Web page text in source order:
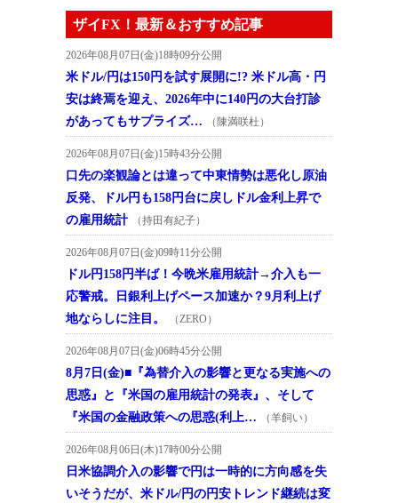
ザイFX！最新＆おすすめ記事
2026年08月07日(金)18時09分公開
米ドル/円は150円を試す展開に!? 米ドル高・円
安は終焉を迎え、2026年中に140円の大台打診
があってもサプライズ…
（陳満咲杜）
2026年08月07日(金)15時43分公開
口先の楽観論とは違って中東情勢は悪化し原油
反発、ドル円も158円台に戻しドル金利上昇で
の雇用統計
（持田有紀子）
2026年08月07日(金)09時11分公開
ドル円158円半ば！今晩米雇用統計→介入も一
応警戒。日銀利上げペース加速か？9月利上げ
地ならしに注目。
（ZERO）
2026年08月07日(金)06時45分公開
8月7日(金)■『為替介入の影響と更なる実施への
思惑』と『米国の雇用統計の発表』、そして
『米国の金融政策への思惑(利上…
（羊飼い）
2026年08月06日(木)17時00分公開
日米協調介入の影響で円は一時的に方向感を失
いそうだが、米ドル/円の円安トレンド継続は変